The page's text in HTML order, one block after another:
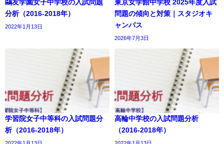
鷗友学園女子中学校の入試問題
分析（2016-2018年）
2022年1月13日
東京女学館中学校 2025年度入試
問題の傾向と対策｜スタジオキ
ャンパス
2026年7月3日
学習院女子中等科の入試問題分
析（2016-2018年）
高輪中学校の入試問題分析
（2016-2018年）